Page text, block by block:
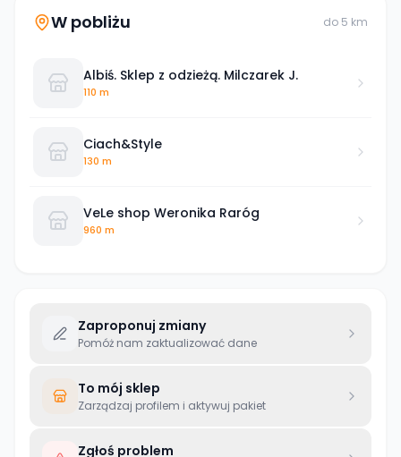
W pobliżu do 5 km
Albiś. Sklep z odzieżą. Milczarek J.
110 m
Ciach&Style
130 m
VeLe shop Weronika Raróg
960 m
Zaproponuj zmiany
Pomóż nam zaktualizować dane
To mój sklep
Zarządzaj profilem i aktywuj pakiet
Zgłoś problem